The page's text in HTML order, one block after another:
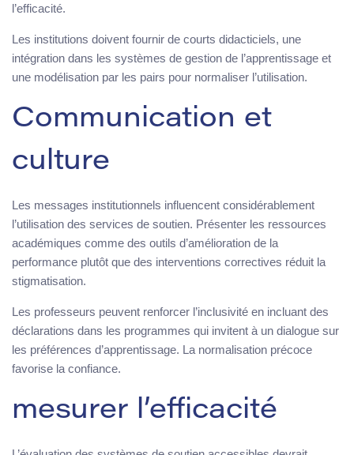
l’efficacité.
Les institutions doivent fournir de courts didacticiels, une
intégration dans les systèmes de gestion de l’apprentissage et
une modélisation par les pairs pour normaliser l’utilisation.
Communication et
culture
Les messages institutionnels influencent considérablement
l’utilisation des services de soutien. Présenter les ressources
académiques comme des outils d’amélioration de la
performance plutôt que des interventions correctives réduit la
stigmatisation.
Les professeurs peuvent renforcer l’inclusivité en incluant des
déclarations dans les programmes qui invitent à un dialogue sur
les préférences d’apprentissage. La normalisation précoce
favorise la confiance.
mesurer l’efficacité